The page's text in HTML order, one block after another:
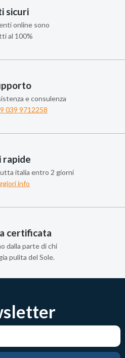
sicuri
online sono
al 100%
e consulenza
039 9712258
rapide
italia entro 2 giorni
info
certificata
dalla parte di chi
pulita del Sole.